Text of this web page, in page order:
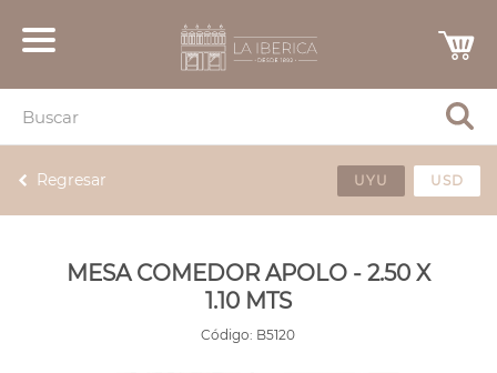
Regresar UYU USD
MESA COMEDOR APOLO - 2.50 X
1.10 MTS
Código: B5120